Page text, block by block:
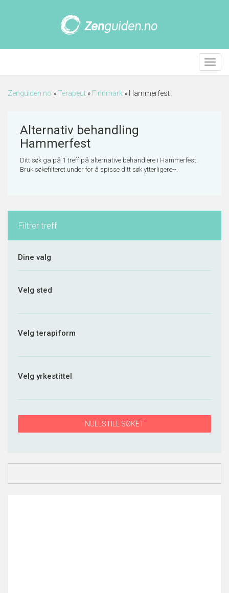
Meny
Zenguiden.no »Terapeut » Finnmark » Hammerfest
Alternativ behandling
Hammerfest
Ditt søk ga på 1 treff på alternative behandlere i Hammerfest.
Bruk søkefilteret under for å spisse ditt søk ytterligere--.
Filtrer treff
Dine valg
Velg sted
Velg terapiform
Velg yrkestittel
NULLSTILL SØKET